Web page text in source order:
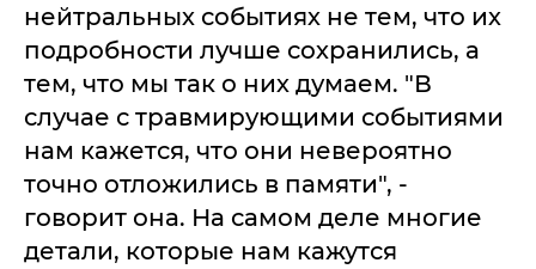
нейтральных событиях не тем, что их
подробности лучше сохранились, а
тем, что мы так о них думаем. "В
случае с травмирующими событиями
нам кажется, что они невероятно
точно отложились в памяти", -
говорит она. На самом деле многие
детали, которые нам кажутся